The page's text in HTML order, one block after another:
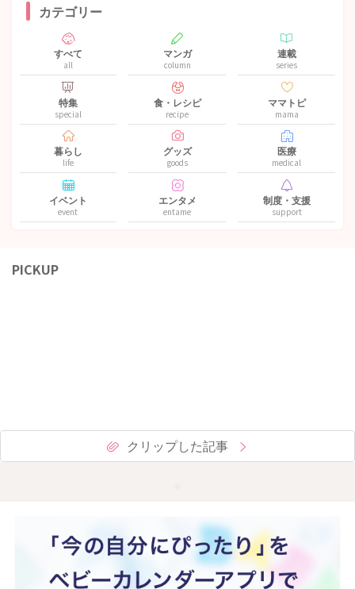
カテゴリー
すべて
all
マンガ
column
連載
series
特集
special
食・レシピ
recipe
ママトピ
mama
暮らし
life
グッズ
goods
医療
medical
イベント
event
エンタメ
entame
制度・支援
support
PICKUP
クリップした記事